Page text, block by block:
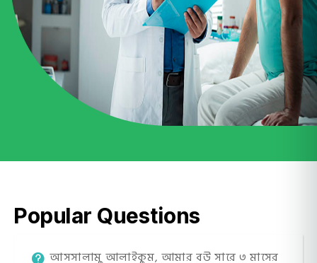
Popular Questions
আসসালামু আলাইকুম, আমার বউ সারে ৩ মাসের